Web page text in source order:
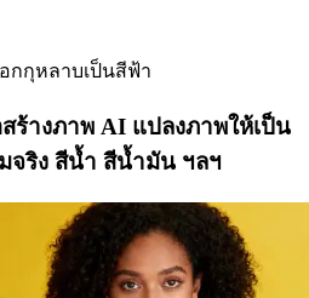
กกุหลาบเป็นสีฟ้า
สร้างภาพ AI แปลงภาพให้เป็น
จริง สีน้ำ สีน้ำมัน ฯลฯ